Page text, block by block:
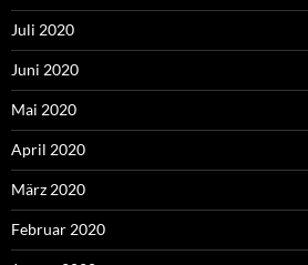
Juli 2020
Juni 2020
Mai 2020
April 2020
März 2020
Februar 2020